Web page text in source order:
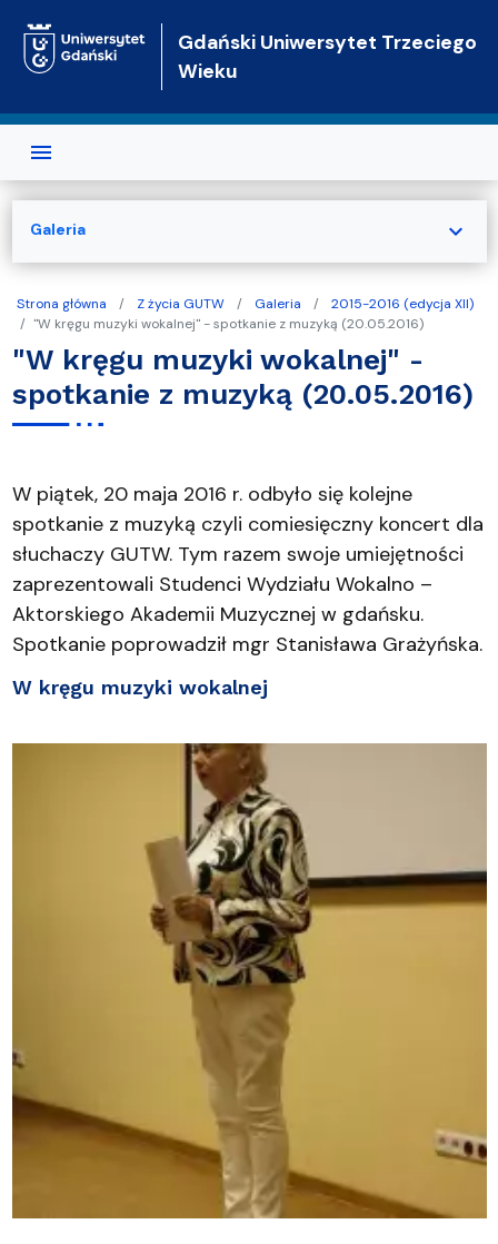
Gdański Uniwersytet Trzeciego
Wieku
Strona główna Z życia GUTW Galeria
2015-2016 (edycja XII)
"W kręgu muzyki wokalnej" - spotkanie z muzyką (20.05.2016)
"W kręgu muzyki wokalnej" -
spotkanie z muzyką (20.05.2016)
W piątek, 20 maja 2016 r. odbyło się kolejne
spotkanie z muzyką czyli comiesięczny koncert dla
słuchaczy GUTW. Tym razem swoje umiejętności
zaprezentowali Studenci Wydziału Wokalno –
Aktorskiego Akademii Muzycznej w gdańsku.
Spotkanie poprowadził mgr Stanisława Grażyńska.
W kręgu muzyki wokalnej
Galeria expand_more